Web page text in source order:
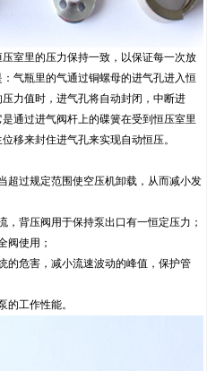
室里的压力保持一致，以保证每一次放
气瓶里的气通过铜螺母的进气孔进入恒
力值时，进气孔将自动封闭，中断进
通过进气阀杆上的碟簧在受到恒压室里
移来封住进气孔来实现自动恒压。
超过规定范围使空压机卸载，从而减小发
背压阀用于保持泵出口有一恒定压力；
阀使用；
的危害，减小流速波动的峰值，保护管
的工作性能。